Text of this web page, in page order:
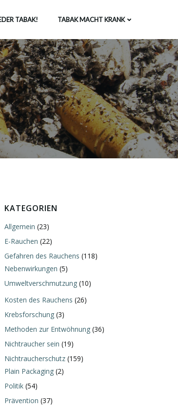
TABAK! TABAK MACHT KRANK
KATEGORIEN
Allgemein (23)
E-Rauchen (22)
Gefahren des Rauchens (118)
Nebenwirkungen (5)
Umweltverschmutzung (10)
Kosten des Rauchens (26)
Krebsforschung (3)
Methoden zur Entwöhnung (36)
Nichtraucher sein (19)
Nichtraucherschutz (159)
Plain Packaging (2)
Politik (54)
Prävention (37)